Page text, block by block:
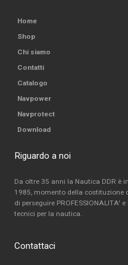
Home
Shop
Chi siamo
Contatti
Catalogo
Navpower
Navprotect
Download
Riguardo a noi
Da oltre 35 anni la Nautica DDR è
1985, momento della costituzione
di perseguire PROFESSIONALITA'
tecnici per la nautica.
Contattaci